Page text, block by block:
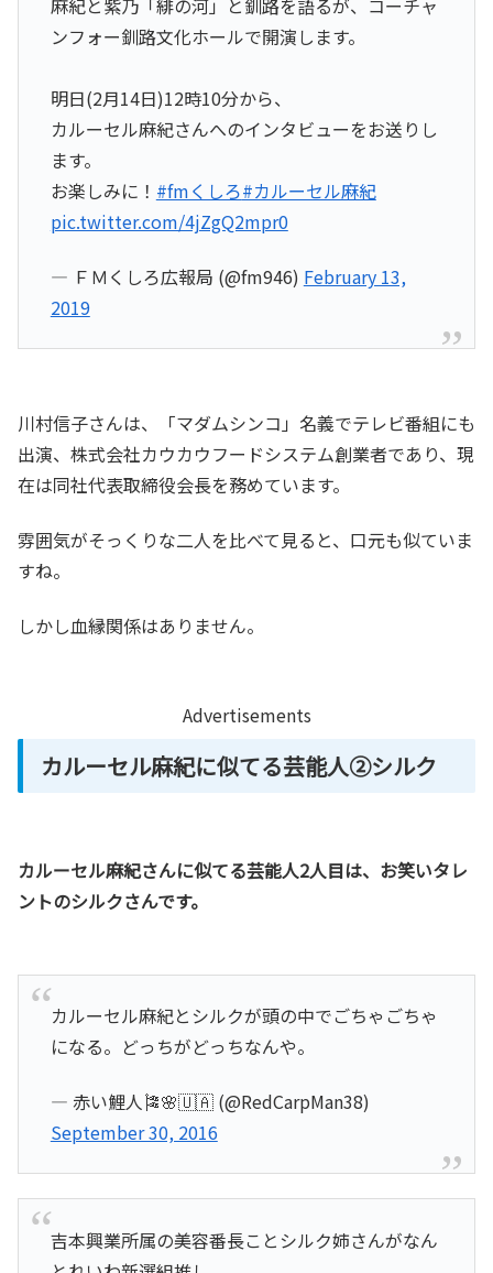
麻紀と紫乃「緋の河」と釧路を語るが、コーチャ
ンフォー釧路文化ホールで開演します。
明日(2月14日)12時10分から、
カルーセル麻紀さんへのインタビューをお送りし
ます。
お楽しみに！ #fmくしろ#カルーセル麻紀
pic.twitter.com/4jZgQ2mpr0
— ＦＭくしろ広報局 (@fm946) February 13,
2019
川村信子さんは、「マダムシンコ」名義でテレビ番組にも
出演、株式会社カウカウフードシステム創業者であり、現
在は同社代表取締役会長を務めています。
雰囲気がそっくりな二人を比べて見ると、口元も似ていま
すね。
しかし血縁関係はありません。
Advertisements
カルーセル麻紀に似てる芸能人②シルク
カルーセル麻紀さんに似てる芸能人2人目は、お笑いタレ
ントのシルクさんです。
カルーセル麻紀とシルクが頭の中でごちゃごちゃ
になる。どっちがどっちなんや。
— 赤い鯉人🎏🌸🇺🇦 (@RedCarpMan38)
September 30, 2016
吉本興業所属の美容番長ことシルク姉さんがなん